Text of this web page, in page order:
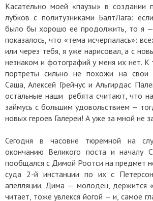
Касательно моей «паузы» в создании
лубков с политузниками БалтЛага:
было бы хорошо ее продолжить, то я
показалось, что «тема исчерпалась»:
или через тебя, я уже нарисовал, а с
незнаком и фотографий у меня их нет.
портреты сильно не похожи на свои
Саша, Алексей Грейчус и Альгирдас
остальные наши ребята считают, что
займусь с большим удовольствием —
новых героев Галереи! А уже за мной не
Сегодня в часовне тюремной на
окончанию Великого поста и началу
пообщался с Димой Роотси на предмет
суда 2-й инстанции по их с
апелляции. Дима — молодец, держится
читает, тоже увлекся йогой — и, самое